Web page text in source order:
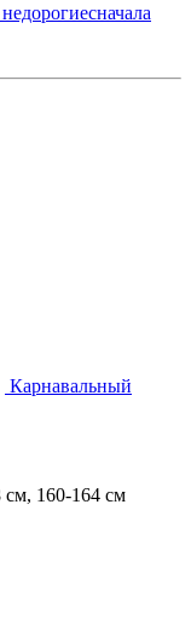
сначала
Карнавальный
см, 160-164 см